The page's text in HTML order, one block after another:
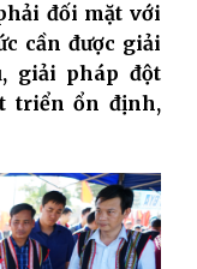
đối mặt với
cần được giải
giải pháp đột
triển ổn định,